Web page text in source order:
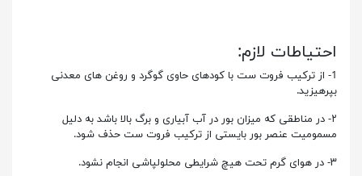
احتیاطات لازم:
1- از ترکیب فروت ست با کودهای حاوی گوگرد و روغن های معدنی
بپرهیزید.
۲- در مناطقی که میزان بور در آب آبیاری و برگ بالا باشد به دلیل
مسمومیت عنصر بور بایستی از ترکیب فروت ست حذف شود.
۳- در هوای گرم تحت هیچ شرایطی محلولپاشی انجام نشود.